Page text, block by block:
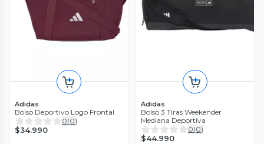
Adidas
Bolso Deportivo Logo Frontal
0(0)
$34.990
Adidas
Bolso 3 Tiras Weekender
Mediana Deportiva
0(0)
$44.990